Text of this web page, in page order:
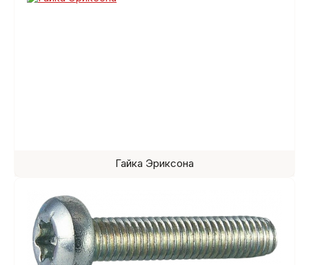
Гайка Эриксона